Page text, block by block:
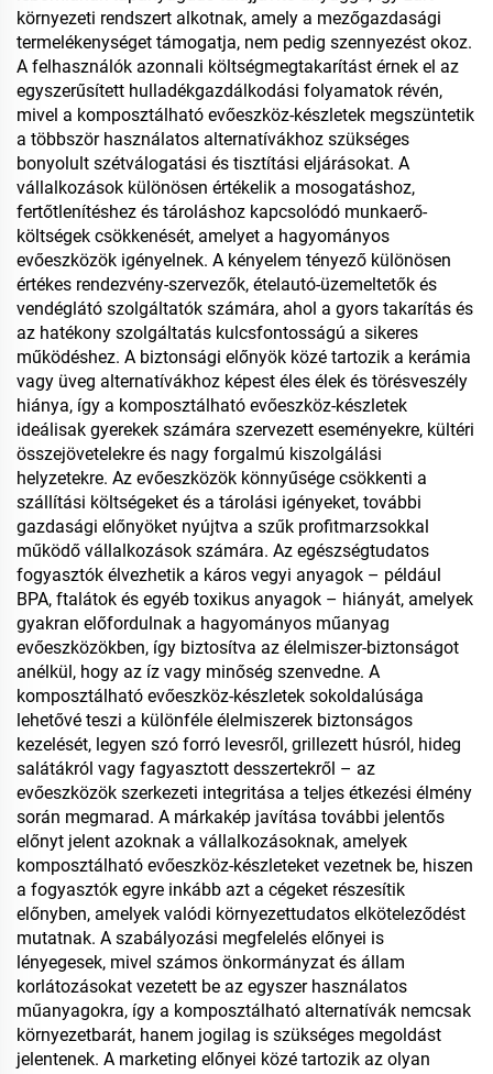
környezeti rendszert alkotnak, amely a mezőgazdasági
termelékenységet támogatja, nem pedig szennyezést okoz.
A felhasználók azonnali költségmegtakarítást érnek el az
egyszerűsített hulladékgazdálkodási folyamatok révén,
mivel a komposztálható evőeszköz-készletek megszüntetik
a többször használatos alternatívákhoz szükséges
bonyolult szétválogatási és tisztítási eljárásokat. A
vállalkozások különösen értékelik a mosogatáshoz,
fertőtlenítéshez és tároláshoz kapcsolódó munkaerő-
költségek csökkenését, amelyet a hagyományos
evőeszközök igényelnek. A kényelem tényező különösen
értékes rendezvény-szervezők, ételautó-üzemeltetők és
vendéglátó szolgáltatók számára, ahol a gyors takarítás és
az hatékony szolgáltatás kulcsfontosságú a sikeres
működéshez. A biztonsági előnyök közé tartozik a kerámia
vagy üveg alternatívákhoz képest éles élek és törésveszély
hiánya, így a komposztálható evőeszköz-készletek
ideálisak gyerekek számára szervezett eseményekre, kültéri
összejövetelekre és nagy forgalmú kiszolgálási
helyzetekre. Az evőeszközök könnyűsége csökkenti a
szállítási költségeket és a tárolási igényeket, további
gazdasági előnyöket nyújtva a szűk profitmarzsokkal
működő vállalkozások számára. Az egészségtudatos
fogyasztók élvezhetik a káros vegyi anyagok – például
BPA, ftalátok és egyéb toxikus anyagok – hiányát, amelyek
gyakran előfordulnak a hagyományos műanyag
evőeszközökben, így biztosítva az élelmiszer-biztonságot
anélkül, hogy az íz vagy minőség szenvedne. A
komposztálható evőeszköz-készletek sokoldalúsága
lehetővé teszi a különféle élelmiszerek biztonságos
kezelését, legyen szó forró levesről, grillezett húsról, hideg
salátákról vagy fagyasztott desszertekről – az
evőeszközök szerkezeti integritása a teljes étkezési élmény
során megmarad. A márkakép javítása további jelentős
előnyt jelent azoknak a vállalkozásoknak, amelyek
komposztálható evőeszköz-készleteket vezetnek be, hiszen
a fogyasztók egyre inkább azt a cégeket részesítik
előnyben, amelyek valódi környezettudatos elköteleződést
mutatnak. A szabályozási megfelelés előnyei is
lényegesek, mivel számos önkormányzat és állam
korlátozásokat vezetett be az egyszer használatos
műanyagokra, így a komposztálható alternatívák nemcsak
környezetbarát, hanem jogilag is szükséges megoldást
jelentenek. A marketing előnyei közé tartozik az olyan